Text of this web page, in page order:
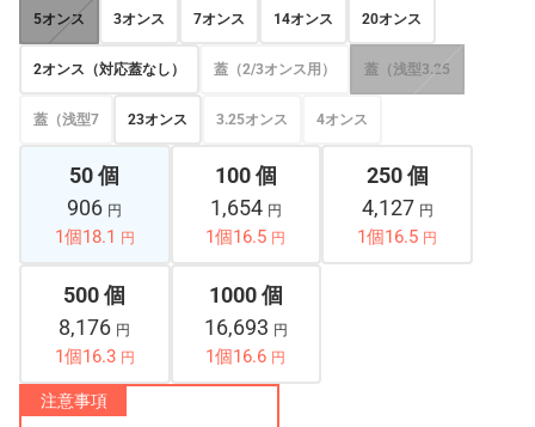
蓋（浅型3.25
5オンス 3オンス 7オンス 14オンス 20オンス
2オンス（対応蓋なし） 蓋（2/3オンス用）
蓋（浅型7 23オンス 3.25オンス 4オンス
50 個
906 円
1個18.1 円
100 個
1,654 円
1個16.5 円
250 個
4,127 円
1個16.5 円
500 個
8,176 円
1個16.3 円
1000 個
16,693 円
1個16.6 円
注意事項